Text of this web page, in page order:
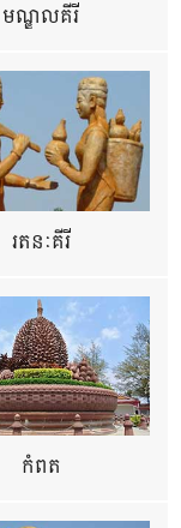
មណ្ឌលគីរី
រតនៈគីរី
កំពត